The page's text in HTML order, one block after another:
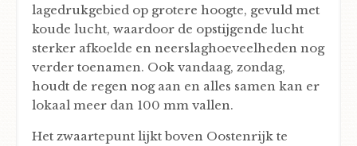
lagedrukgebied op grotere hoogte, gevuld met
koude lucht, waardoor de opstijgende lucht
sterker afkoelde en neerslaghoeveelheden nog
verder toenamen. Ook vandaag, zondag,
houdt de regen nog aan en alles samen kan er
lokaal meer dan 100 mm vallen.
Het zwaartepunt lijkt boven Oostenrijk te